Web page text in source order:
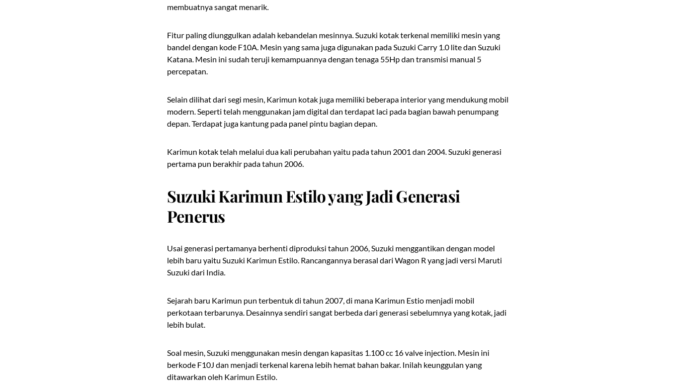
membuatnya sangat menarik.
Fitur paling diunggulkan adalah kebandelan mesinnya. Suzuki kotak terkenal memiliki mesin yang
bandel dengan kode F10A. Mesin yang sama juga digunakan pada Suzuki Carry 1.0 lite dan Suzuki
Katana. Mesin ini sudah teruji kemampuannya dengan tenaga 55Hp dan transmisi manual 5
percepatan.
Selain dilihat dari segi mesin, Karimun kotak juga memiliki beberapa interior yang mendukung mobil
modern. Seperti telah menggunakan jam digital dan terdapat laci pada bagian bawah penumpang
depan. Terdapat juga kantung pada panel pintu bagian depan.
Karimun kotak telah melalui dua kali perubahan yaitu pada tahun 2001 dan 2004. Suzuki generasi
pertama pun berakhir pada tahun 2006.
Suzuki Karimun Estilo yang Jadi Generasi
Penerus
Usai generasi pertamanya berhenti diproduksi tahun 2006, Suzuki menggantikan dengan model
lebih baru yaitu Suzuki Karimun Estilo. Rancangannya berasal dari Wagon R yang jadi versi Maruti
Suzuki dari India.
Sejarah baru Karimun pun terbentuk di tahun 2007, di mana Karimun Estio menjadi mobil
perkotaan terbarunya. Desainnya sendiri sangat berbeda dari generasi sebelumnya yang kotak, jadi
lebih bulat.
Soal mesin, Suzuki menggunakan mesin dengan kapasitas 1.100 cc 16 valve injection. Mesin ini
berkode F10J dan menjadi terkenal karena lebih hemat bahan bakar. Inilah keunggulan yang
ditawarkan oleh Karimun Estilo.